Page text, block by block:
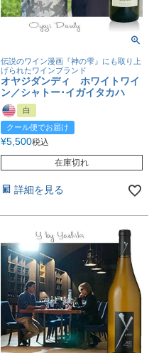
伝説のワイン漫画『神の雫』にも取り上
げられたワインブランド
オヤジダンディ ホワイトワイ
ン／シャトー･イガイタカハ
白
クール便でお届け
¥5,500税込
在庫切れ
詳細を見る